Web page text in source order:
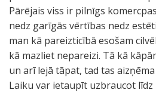
Pārējais viss ir pilnīgs
nedz garīgās vērtības nedz
man kā pareizticībā esošam
kā mazliet nepareizi. Tā kā
un arī lejā tāpat, tad tas
Laiku var ietaupīt uzbraucot